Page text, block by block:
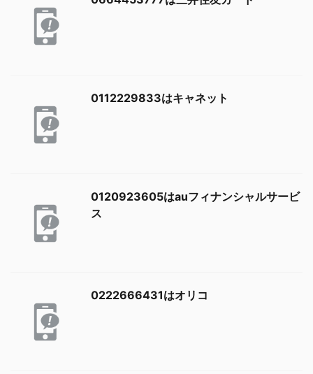
0112229833はキャネット
0120923605はauフィナンシャルサービ
ス
0222666431はオリコ